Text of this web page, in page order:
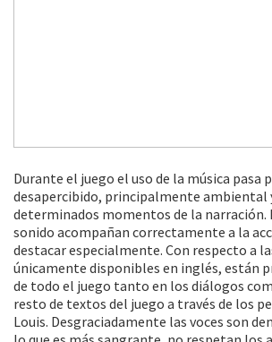
Durante el juego el uso de la música pasa
desapercibido, principalmente ambiental
determinados momentos de la narración.
sonido acompañan correctamente a la
destacar especialmente. Con respecto a
únicamente disponibles en inglés, están
de todo el juego tanto en los diálogos
resto de textos del juego a través de los
Louis. Desgraciadamente las voces son